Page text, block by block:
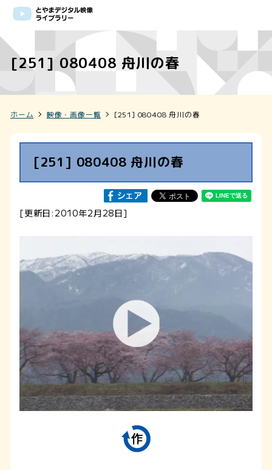
[251] 080408 舟川の春
ホーム 映像・画像一覧 [251] 080408 舟川の春
[251] 080408 舟川の春
[更新日:2010年2月28日]